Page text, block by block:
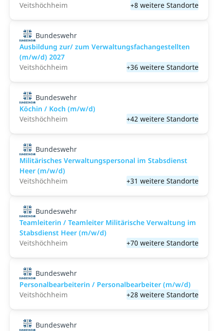
Veitshöchheim
+8 weitere Standorte
Bundeswehr
Ausbildung zur/ zum Verwaltungsfachangestellten
(m/w/d) 2027
Veitshöchheim
+36 weitere Standorte
Bundeswehr
Köchin / Koch (m/w/d)
Veitshöchheim
+42 weitere Standorte
Bundeswehr
Militärisches Verwaltungspersonal im Stabsdienst
Heer (m/w/d)
Veitshöchheim
+31 weitere Standorte
Bundeswehr
Teamleiterin / Teamleiter Militärische Verwaltung im
Stabsdienst Heer (m/w/d)
Veitshöchheim
+70 weitere Standorte
Bundeswehr
Personalbearbeiterin / Personalbearbeiter (m/w/d)
Veitshöchheim
+28 weitere Standorte
Bundeswehr